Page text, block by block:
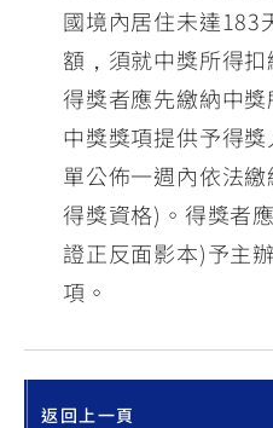
國境內居住未達183
額，須就中獎所得
得獎者應先繳納中
中獎獎項提供予得
單公佈一週內依法
得獎資格)。得獎者
證正反面影本)予主
項。
返回上一頁